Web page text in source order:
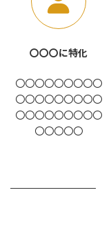
〇〇〇に特化
〇〇〇〇〇〇〇〇〇
〇〇〇〇〇〇〇〇〇
〇〇〇〇〇〇〇〇〇
〇〇〇〇〇